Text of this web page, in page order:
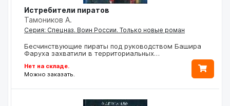
Истребители пиратов
Тамоников А.
Серия: Спецназ. Воин России. Только новые роман
Бесчинствующие пираты под руководством Башира
Фаруха захватили в территориальных…
Нет на складе.
Можно заказать.